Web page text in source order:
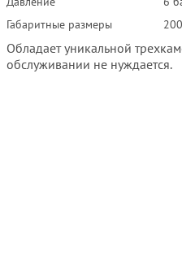
Габаритные размеры
Обладает уникальной
обслуживании не нуждается.